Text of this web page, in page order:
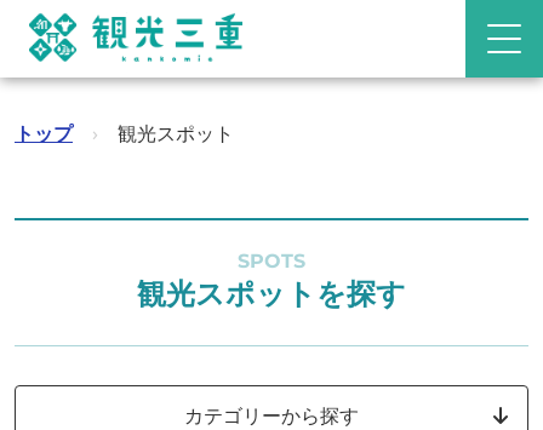
トップ › 観光スポット
SPOTS
観光スポットを探す
カテゴリーから探す